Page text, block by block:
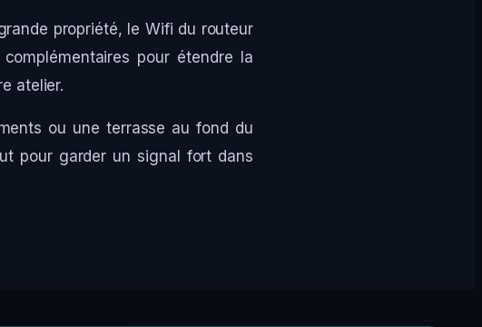
propriété, le Wifi du routeur
pour étendre la
atelier.
ou une terrasse au fond du
pour garder un signal fort dans